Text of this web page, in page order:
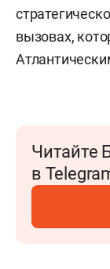
вызовах,
Читайте
в